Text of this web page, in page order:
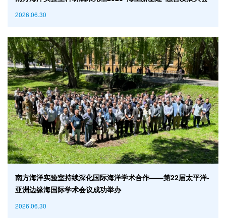
2026.06.30
南方海洋实验室持续深化国际海洋学术合作——第22届太平洋-
亚洲边缘海国际学术会议成功举办
2026.06.30